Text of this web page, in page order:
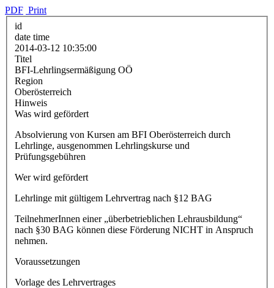
PDF Print
id
date time
2014-03-12 10:35:00
Titel
BFI-Lehrlingsermäßigung OÖ
Region
Oberösterreich
Hinweis
Was wird gefördert
Absolvierung von Kursen am BFI Oberösterreich durch
Lehrlinge, ausgenommen Lehrlingskurse und
Prüfungsgebühren
Wer wird gefördert
Lehrlinge mit gültigem Lehrvertrag nach §12 BAG
TeilnehmerInnen einer „überbetrieblichen Lehrausbildung“
nach §30 BAG können diese Förderung NICHT in Anspruch
nehmen.
Voraussetzungen
Vorlage des Lehrvertrages